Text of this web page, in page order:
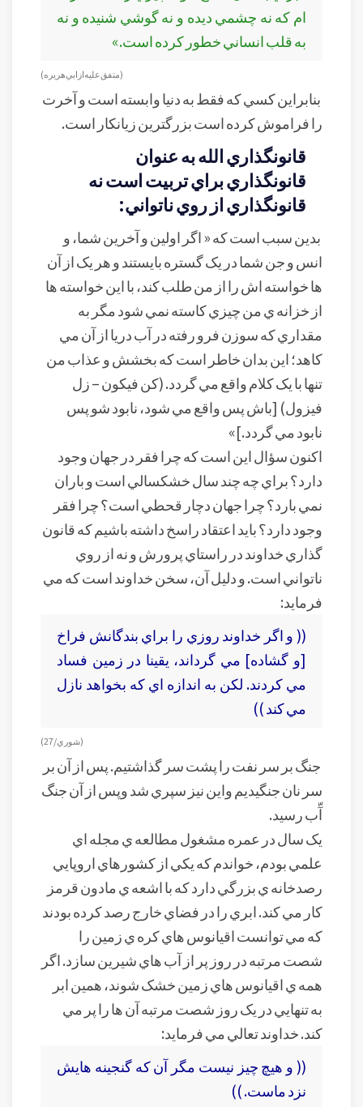
ام که نه چشمي ديده و نه گوشي شنيده و نه
به قلب انساني خطور کرده است.»
(متفق عليه از ابي هريره)
بنابراين کسي که فقط به دنيا وابسته است و آخرت
را فراموش کرده است بزرگترين زيانکار است.
قانونگذاري الله به عنوان
قانونگذاري براي تربيت است نه
قانونگذاري از روي ناتواني:
بدين سبب است که « اگر اولين و آخرين شما، و
انس و جن شما در يک گستره بايستند و هر يک از آن
ها خواسته اش را از من طلب کند، با اين خواسته ها
از خزانه ي من چيزي کاسته نمي شود مگر به
مقداري که سوزن فرو رفته در آب دريا از آن مي
کاهد؛ اين بدان خاطر است که بخشش و عذاب من
تنها با يک کلام واقع مي گردد. (کن فيکون – زل
فيزول) [باش پس واقع مي شود، نابود شو پس
نابود مي گردد.]»
اکنون سؤال اين است که چرا فقر در جهان وجود
دارد؟ براي چه چند سال خشکسالي است و باران
نمي بارد؟ چرا جهان دچار قحطي است؟ چرا فقر
وجود دارد؟ بايد اعتقاد راسخ داشته باشيم که قانون
گذاري خداوند در راستاي پرورش و نه از روي
ناتواني است. و دليل آن، سخن خداوند است که مي
فرمايد:
(( و اگر خداوند روزي را براي بندگانش فراخ
[و گشاده] مي گرداند، يقينا در زمين فساد
مي کردند. لکن به اندازه اي که بخواهد نازل
مي کند ))
(شوري/ 27)
جنگ بر سر نفت را پشت سر گذاشتيم. پس از آن بر
سر نان جنگيديم واين نيز سپري شد وپس از آن جنگ
آّب رسيد.
يک سال در عمره مشغول مطالعه ي مجله اي
علمي بودم، خواندم که يکي از کشورهاي اروپايي
رصدخانه ي بزرگي دارد که با اشعه ي مادون قرمز
کار مي کند. ابري را در فضاي خارج رصد کرده بودند
که مي توانست اقيانوس هاي کره ي زمين را
شصت مرتبه در روز پر از آب هاي شيرين سازد. اگر
همه ي اقيانوس هاي زمين خشک شوند، همين ابر
به تنهايي در يک روز شصت مرتبه آن ها را پر مي
کند. خداوند تعالي مي فرمايد:
(( و هيچ چيز نيست مگر آن که گنجينه هايش
نزد ماست. ))